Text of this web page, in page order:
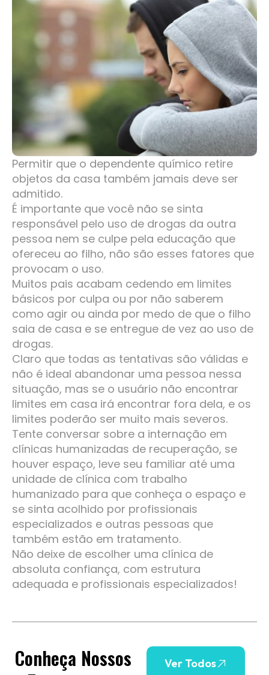
Permitir que o dependente químico retire
objetos da casa também jamais deve ser
admitido.
É importante que você não se sinta
responsável pelo uso de drogas da outra
pessoa nem se culpe pela educação que
ofereceu ao filho, não são esses fatores que
provocam o uso.
Muitos pais acabam cedendo em limites
básicos por culpa ou por não saberem
como agir ou ainda por medo de que o filho
saia de casa e se entregue de vez ao uso de
drogas.
Claro que todas as tentativas são válidas e
não é ideal abandonar uma pessoa nessa
situação, mas se o usuário não encontrar
limites em casa irá encontrar fora dela, e os
limites poderão ser muito mais severos.
Tente conversar sobre a internação em
clínicas humanizadas de recuperação, se
houver espaço, leve seu familiar até uma
unidade de clínica com trabalho
humanizado para que conheça o espaço e
se sinta acolhido por profissionais
especializados e outras pessoas que
também estão em tratamento.
Não deixe de escolher uma clínica de
absoluta confiança, com estrutura
adequada e profissionais especializados!
Conheça Nossos
Ver Todos